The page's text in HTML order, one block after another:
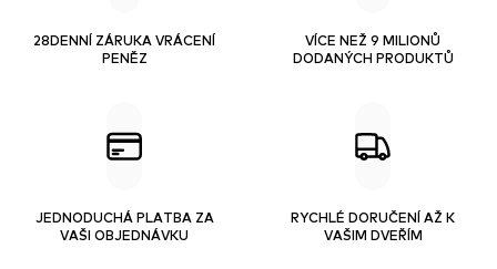
28DENNÍ ZÁRUKA VRÁCENÍ
PENĚZ
VÍCE NEŽ 9 MILIONŮ
DODANÝCH PRODUKTŮ
JEDNODUCHÁ PLATBA ZA
VAŠI OBJEDNÁVKU
RYCHLÉ DORUČENÍ AŽ K
VAŠIM DVEŘÍM